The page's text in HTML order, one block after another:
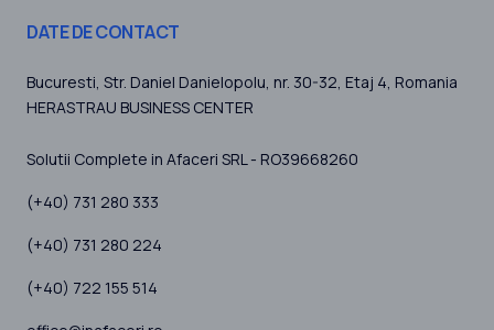
DATE DE CONTACT
Bucuresti, Str. Daniel Danielopolu, nr. 30-32, Etaj 4, Romania
HERASTRAU BUSINESS CENTER
Solutii Complete in Afaceri SRL - RO39668260
(+40) 731 280 333
(+40) 731 280 224
(+40) 722 155 514